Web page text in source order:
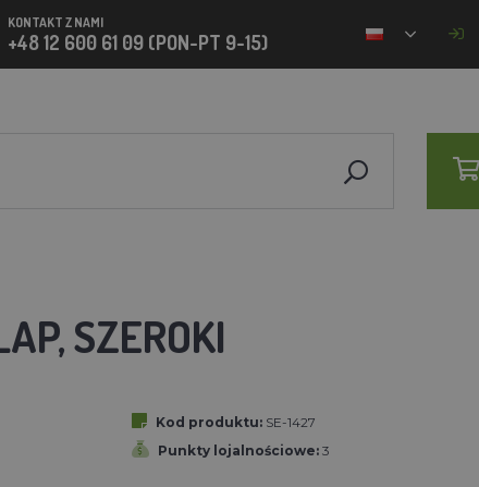
KONTAKT Z NAMI
+48 12 600 61 09 (PON-PT 9-15)
SZEROKI
Kod produktu: SE-1427
Punkty lojalnościowe: 3